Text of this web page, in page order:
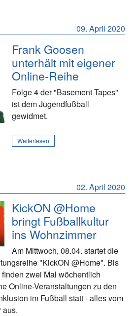
09. April 2020
Frank Goosen
unterhält mit eigener
Online-Reihe
Folge 4 der "Basement Tapes"
ist dem Jugendfußball
gewidmet.
Weiterlesen
02. April 2020
KickON @Home
bringt Fußballkultur
ins Wohnzimmer
Am Mittwoch, 08.04. startet die
"KickON @Home". Bis
zwei Mal wöchentlich
Online-Veranstaltungen zu den
im Fußball statt - alles vom
aus.